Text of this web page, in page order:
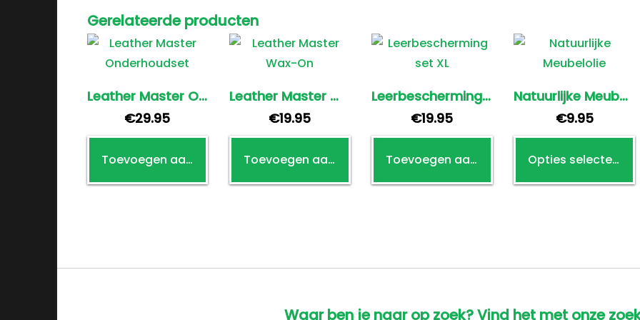
Gerelateerde producten
Leather Master Onderhoudset
€29.95
Toevoegen aan winkelwagen
Leather Master Wax-On
€19.95
Toevoegen aan winkelwagen
Leerbescherming set XL
€19.95
Toevoegen aan winkelwagen
Natuurlijke Meubelolie
€9.95
Opties selecteren
Waar ben je naar op zoek? Vind het met onze